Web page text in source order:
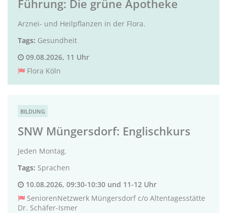
Führung: Die grüne Apotheke
Arznei- und Heilpflanzen in der Flora.
Tags: Gesundheit
09.08.2026, 11 Uhr
Flora Köln
BILDUNG
SNW Müngersdorf: Englischkurs
Jeden Montag.
Tags: Sprachen
10.08.2026, 09:30-10:30 und 11-12 Uhr
SeniorenNetzwerk Müngersdorf c/o Altentagesstätte
Dr. Schäfer-Ismer